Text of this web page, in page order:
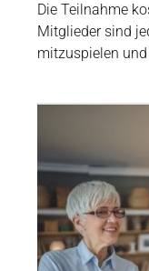
Die Teilnahme
Mitglieder sind
mitzuspielen